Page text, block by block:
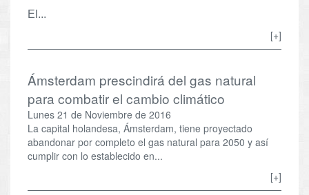
El...
[+]
Ámsterdam prescindirá del gas natural
para combatir el cambio climático
Lunes 21 de Noviembre de 2016
La capital holandesa, Ámsterdam, tiene proyectado
abandonar por completo el gas natural para 2050 y así
cumplir con lo establecido en...
[+]